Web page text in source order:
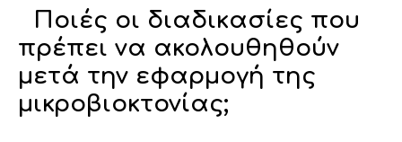
Ποιές οι διαδικασίες που
πρέπει να ακολουθηθούν
μετά την εφαρμογή της
μικροβιοκτονίας;